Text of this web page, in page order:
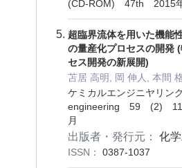
(CD-ROM) 47th 2015
超臨界流体を用いた機能
の量産化プロセスの開発
セス開発の新展開)
苫居 高明, 岡 伸人, 本間
ケミカルエンジニヤリン
engineering 59 (2)
月
出版者・発行元： 化
ISSN： 0387-1037